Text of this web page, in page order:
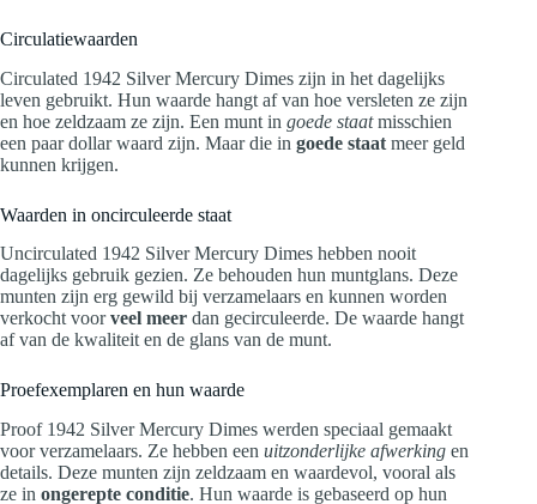
Circulatiewaarden
Circulated 1942 Silver Mercury Dimes zijn in het dagelijks
leven gebruikt. Hun waarde hangt af van hoe versleten ze zijn
en hoe zeldzaam ze zijn. Een munt in goede staatmisschien
een paar dollar waard zijn. Maar die in goede staat meer geld
kunnen krijgen.
Waarden in oncirculeerde staat
Uncirculated 1942 Silver Mercury Dimes hebben nooit
dagelijks gebruik gezien. Ze behouden hun muntglans. Deze
munten zijn erg gewild bij verzamelaars en kunnen worden
verkocht voorveel meer dan gecirculeerde. De waarde hangt
af van de kwaliteit en de glans van de munt.
Proefexemplaren en hun waarde
Proof 1942 Silver Mercury Dimes werden speciaal gemaakt
voor verzamelaars. Ze hebben een uitzonderlijke afwerking en
details. Deze munten zijn zeldzaam en waardevol, vooral als
ze in ongerepte conditie. Hun waarde is gebaseerd op hun